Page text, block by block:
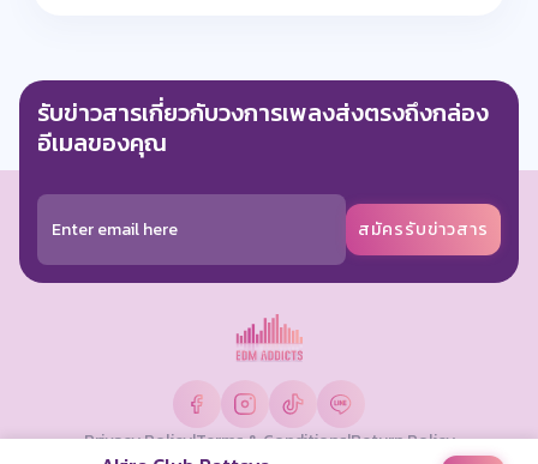
รับข่าวสารเกี่ยวกับวงการเพลงส่งตรงถึงกล่อง
อีเมลของคุณ
สมัครรับข่าวสาร
Privacy Policy|Terms & Conditions|Return Policy